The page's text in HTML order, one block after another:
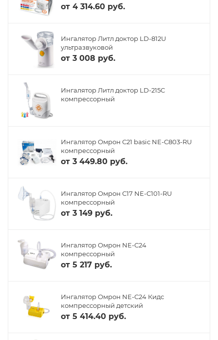
от 4 314.60 руб.
Ингалятор Литл доктор LD-812U
ультразвуковой
от 3 008 руб.
Ингалятор Литл доктор LD-215C
компрессорный
Ингалятор Омрон С21 basic NE-C803-RU
компрессорный
от 3 449.80 руб.
Ингалятор Омрон С17 NE-C101-RU
компрессорный
от 3 149 руб.
Ингалятор Омрон NE-C24
компрессорный
от 5 217 руб.
Ингалятор Омрон NE-C24 Кидс
компрессорный детский
от 5 414.40 руб.